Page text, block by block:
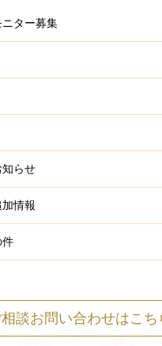
ター募集
知らせ
情報
件
談お問い合わせはこち